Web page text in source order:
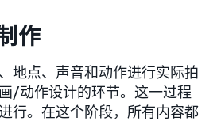
作
地点、声音和动作进行实际拍
/动作设计的环节。这一过程
行。在这个阶段，所有内容都